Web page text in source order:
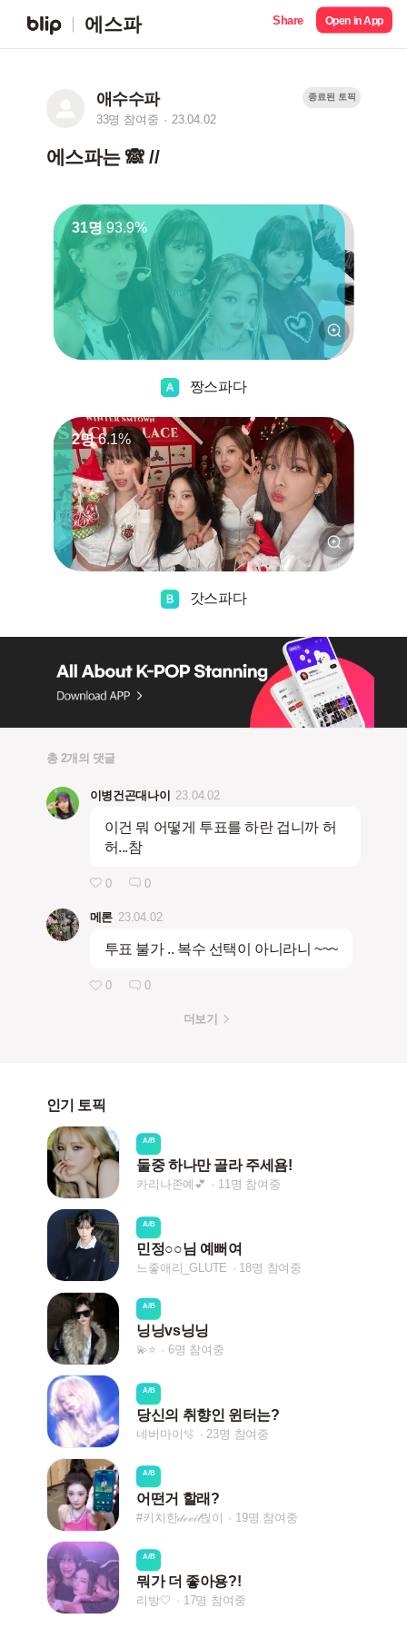
에스파 Share Open in App
애수수파
33명 참여중 23.04.02
종료된 토픽
에스파는 🙈 //
31명 93.9%
짱스파다
2명 6.1%
갓스파다
총 2개의 댓글
이병건곤대나이 23.04.02
이건 뭐 어떻게 투표를 하란 겁니까 허
허...참
0 0
메론 23.04.02
투표 불가 .. 복수 선택이 아니라니 ~~~
0 0
더보기
인기 토픽
A/B
둘중 하나만 골라 주세욤!
카리나존예💕 11명 참여중
A/B
민정○○님 예뻐여
느좋애리_GLUTE 18명 참여중
A/B
닝닝vs닝닝
💫⭐️ 6명 참여중
A/B
당신의 취향인 윈터는?
네버마이🫧 23명 참여중
A/B
어떤거 할래?
#키치한𝒹ℯ𝓋𝒾𝓁릱이 19명 참여중
A/B
뭐가 더 좋아용?!
리방🤍 17명 참여중